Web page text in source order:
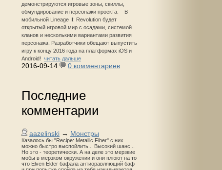
демонстрируются игровые зоны, скиллы,
обмундирование и персонажи проекта. В
мобильной Lineage II: Revolution будет
открытый игровой мир с осадами, системой
кланов и несколькими вариантами развития
персонажа. Разработчики обещают выпустить
игру к концу 2016 года на платформах iOS и
Android! читать дальше
2016-09-14 0 комментариев
Последние
комментарии
aazelinski → Монстры
Казалось бы "Recipe: Metallic Fiber" с них
можно быстро выспойлить... Высокий шанс...
Но это - теоретически. А на деле это мерзкие
мобы в мерзком окружении и они плюют на то
что Elven Elder бафала антиоравляющий баф